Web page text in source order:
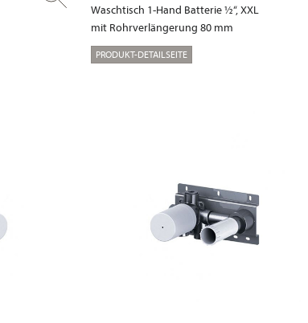
Waschtisch 1-Hand Batterie ½“, XXL
mit Rohrverlängerung 80 mm
PRODUKT-DETAILSEITE